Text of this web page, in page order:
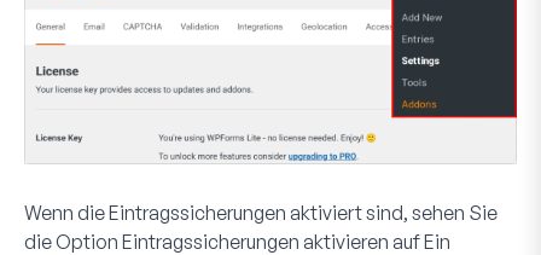
Wenn die Eintragssicherungen aktiviert sind, sehen Sie
die Option Eintragssicherungen aktivieren auf Ein